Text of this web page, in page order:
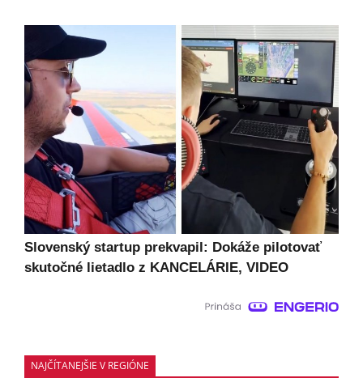
Slovenský startup prekvapil: Dokáže pilotovať
skutočné lietadlo z KANCELÁRIE, VIDEO
NAJČÍTANEJŠIE V REGIÓNE